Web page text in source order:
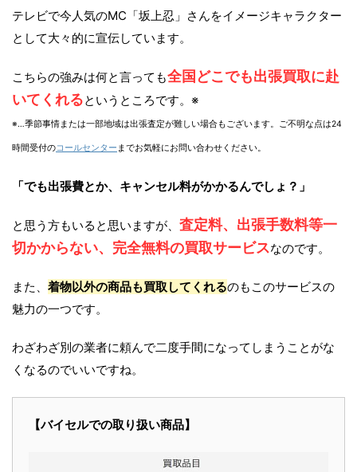
テレビで今人気のMC「坂上忍」さんをイメージキャラクター
として大々的に宣伝しています。
こちらの強みは何と言っても全国どこでも出張買取に赴
いてくれるというところです。※
※…季節事情または一部地域は出張査定が難しい場合もございます。ご不明な点は24
時間受付のコールセンター までお気軽にお問い合わせください。
「でも出張費とか、キャンセル料がかかるんでしょ？」
と思う方もいると思いますが、 査定料、出張手数料等一
切かからない、完全無料の買取サービスなのです。
また、 着物以外の商品も買取してくれるのもこのサービスの
魅力の一つです。
わざわざ別の業者に頼んで二度手間になってしまうことがな
くなるのでいいですね。
【バイセルでの取り扱い商品】